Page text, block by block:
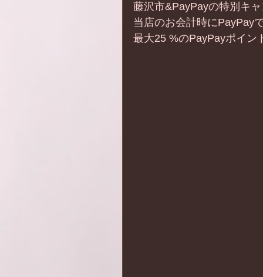
藤沢市&PayPayの特別キ
当店のお会計時にPayPay
最大25 %のPayPayポイン